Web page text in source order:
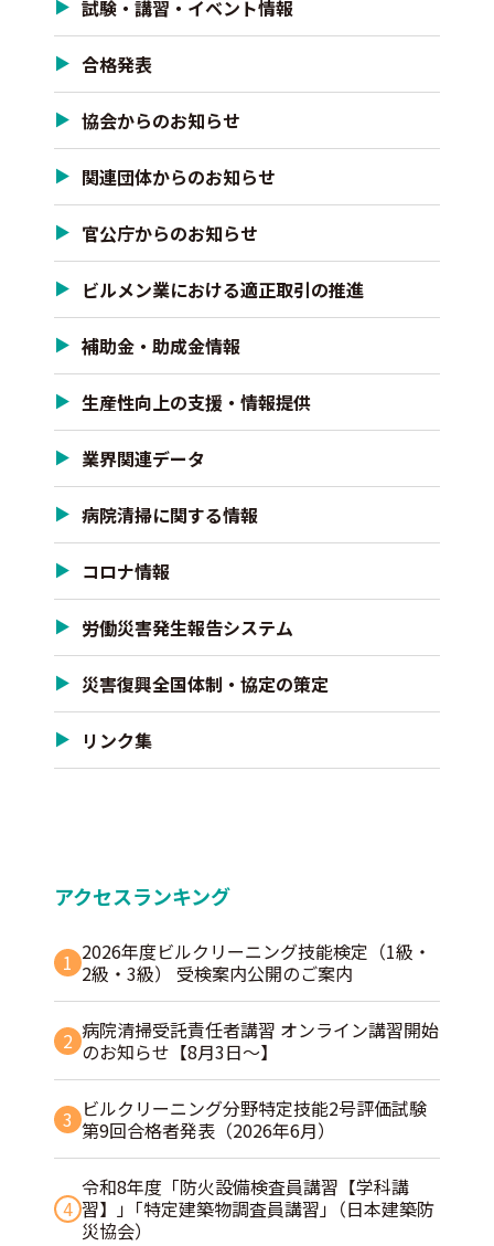
試験・講習・イベント情報
合格発表
協会からのお知らせ
関連団体からのお知らせ
官公庁からのお知らせ
ビルメン業における適正取引の推進
補助金・助成金情報
生産性向上の支援・情報提供
業界関連データ
病院清掃に関する情報
コロナ情報
労働災害発生報告システム
災害復興全国体制・協定の策定
リンク集
アクセスランキング
1 2026年度ビルクリーニング技能検定（1級・
2級・3級） 受検案内公開のご案内
2 病院清掃受託責任者講習 オンライン講習開始
のお知らせ【8月3日～】
3 ビルクリーニング分野特定技能2号評価試験
第9回合格者発表（2026年6月）
4
令和8年度「防火設備検査員講習【学科講
習】」｢特定建築物調査員講習｣（日本建築防
災協会）